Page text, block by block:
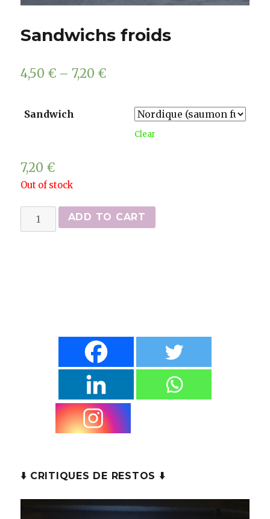
Sandwichs froids
4,50 € –7,20 €
Sandwich
Clear
7,20 €
Out of stock
Sandwichs
froids
ADD TO CART
⬇️ CRITIQUES DE RESTOS ⬇️